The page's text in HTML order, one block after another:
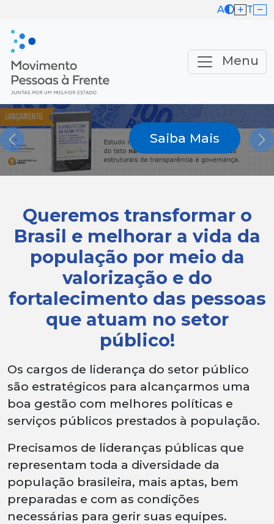
A T
Menu
Saiba Mais
Previous
Queremos transformar o
Brasil e melhorar a vida da
população por meio da
valorização e do
fortalecimento das pessoas
que atuam no setor
público!
Os cargos de liderança do setor público
são estratégicos para alcançarmos uma
boa gestão com melhores políticas e
serviços públicos prestados à população.
Precisamos de lideranças públicas que
representam toda a diversidade da
população brasileira, mais aptas, bem
preparadas e com as condições
necessárias para gerir suas equipes.